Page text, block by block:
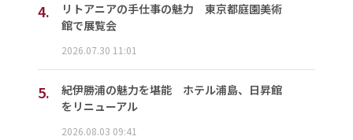
4.
リトアニアの手仕事の魅力 東京都庭園美術
館で展覧会
2026.07.30 11:01
5.
紀伊勝浦の魅力を堪能 ホテル浦島、日昇館
をリニューアル
2026.08.03 09:41